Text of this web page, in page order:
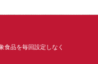
食品を毎回設定しなく